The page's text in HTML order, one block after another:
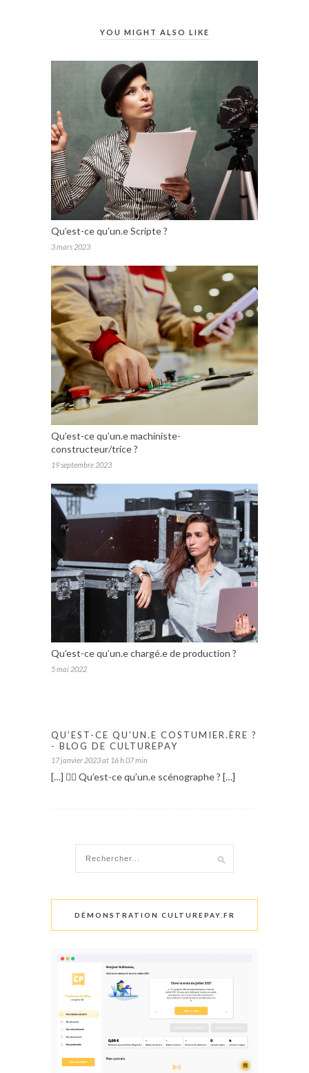
YOU MIGHT ALSO LIKE
Qu’est-ce qu’un.e Scripte ?
3 mars 2023
Qu’est-ce qu’un.e machiniste-
constructeur/trice ?
19 septembre 2023
Qu’est-ce qu’un.e chargé.e de production ?
5 mai 2022
QU’EST-CE QU’UN.E COSTUMIER.ÈRE ?
- BLOG DE CULTUREPAY
17 janvier 2023 at 16 h 07 min
[…] 👉🏼 Qu’est-ce qu’un.e scénographe ? […]
DÉMONSTRATION CULTUREPAY.FR